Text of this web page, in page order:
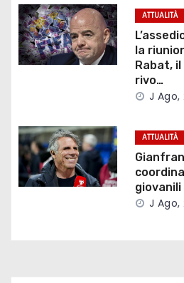
o
n
r
t
i
ATTUALITÀ
la
Rabat, il
rivo…
J Ago,
ATTUALITÀ
giovanili
J Ago,